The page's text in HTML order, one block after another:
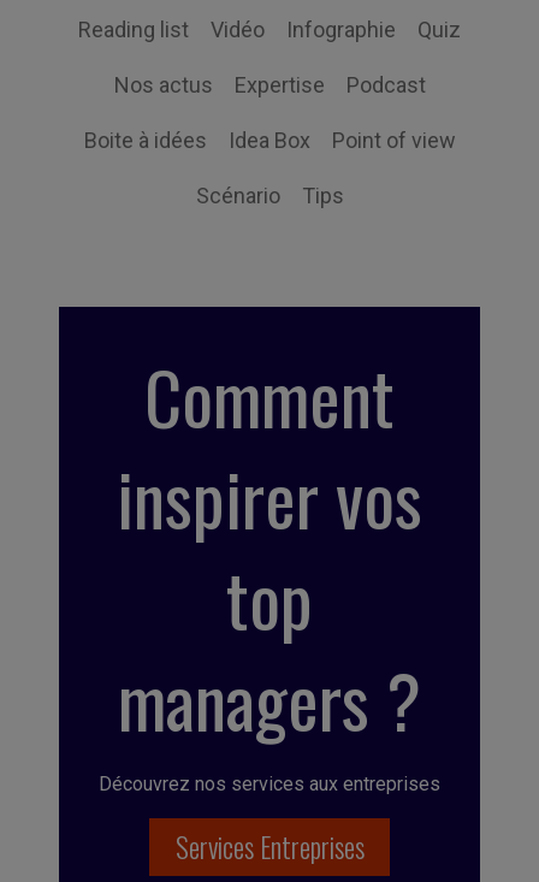
Reading list Vidéo Infographie Quiz
Nos actus Expertise Podcast
Boite à idées Idea Box Point of view
Scénario Tips
Comment
inspirer vos
top
managers ?
Découvrez nos services aux entreprises
Services Entreprises